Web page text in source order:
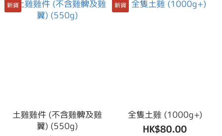
新貨
土雞雞件 (不含雞髀及雞
翼) (550g)
新貨
全隻土雞 (1000g+)
HK$80.00